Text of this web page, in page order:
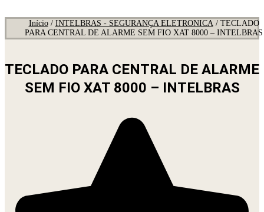
Início/ INTELBRAS - SEGURANÇA ELETRONICA / TECLADO
PARA CENTRAL DE ALARME SEM FIO XAT 8000 – INTELBRAS
TECLADO PARA CENTRAL DE ALARME
SEM FIO XAT 8000 – INTELBRAS